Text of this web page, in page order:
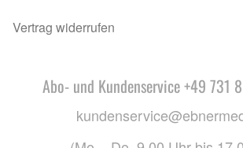
Vertrag widerrufen
Abo- und Kundenservice +49 731